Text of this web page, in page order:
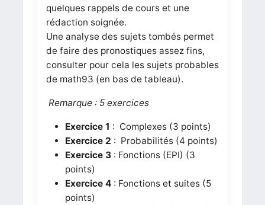
quelques rappels de cours et une
rédaction soignée.
Une analyse des sujets tombés permet
de faire des pronostiques assez fins,
consulter pour cela les sujets probables
de math93 (en bas de tableau).
Remarque : 5 exercices
Exercice 1 : Complexes (3 points)
Exercice 2 : Probabilités (4 points)
Exercice 3: Fonctions (EPI) (3
points)
Exercice 4: Fonctions et suites (5
points)